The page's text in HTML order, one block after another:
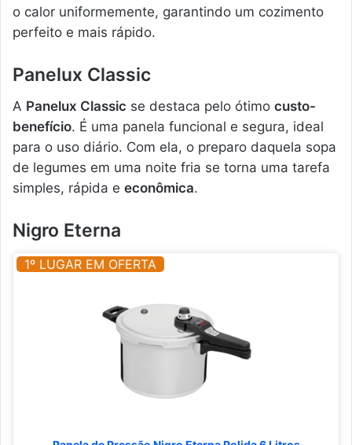
o calor uniformemente, garantindo um cozimento
perfeito e mais rápido.
Panelux Classic
A Panelux Classic se destaca pelo ótimo custo-
benefício. É uma panela funcional e segura, ideal
para o uso diário. Com ela, o preparo daquela sopa
de legumes em uma noite fria se torna uma tarefa
simples, rápida e econômica.
Nigro Eterna
1º LUGAR EM OFERTA